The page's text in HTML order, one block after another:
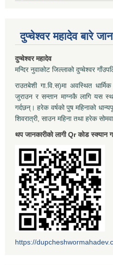
दुप्चेश्वर महादेव बारे
दुप्चेश्वर महादेव
मन्दिर नुवाकोट जिल्लाको दुप्चेश्वर
राउतबेशी गा.वि.स)मा अवस्थित
जुराउन र सन्तान माग्नकै लागि यस
गर्दछन्। हरेक वर्षको पुष महिनाको
शिवरात्री, साउन महिना तथा हरेक
थप जानकारीको लागी Qr कोड स्क्यान
https://